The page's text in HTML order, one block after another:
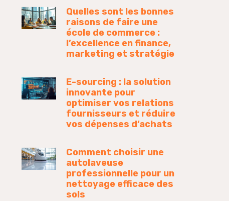
Quelles sont les bonnes
raisons de faire une
école de commerce :
l’excellence en finance,
marketing et stratégie
E-sourcing : la solution
innovante pour
optimiser vos relations
fournisseurs et réduire
vos dépenses d’achats
Comment choisir une
autolaveuse
professionnelle pour un
nettoyage efficace des
sols